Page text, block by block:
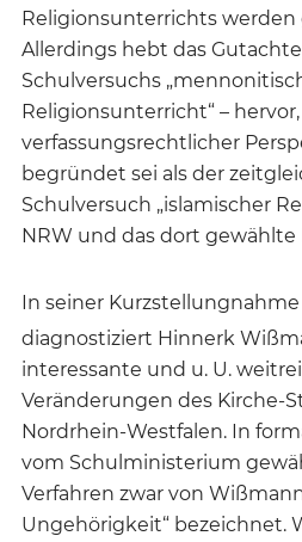
Religionsunterrichts
Allerdings hebt das
Schulversuchs
Religionsunterricht“ –
verfassungsrechtlicher
begründet sei als der
Schulversuch „islamischer
NRW und das dort gewählte
In seiner
diagnostiziert Hinnerk
interessante und u. U.
Veränderungen des Kirche-
Nordrhein-Westfalen. In
vom Schulministerium
Verfahren zwar von
Ungehörigkeit“ bezeichnet.